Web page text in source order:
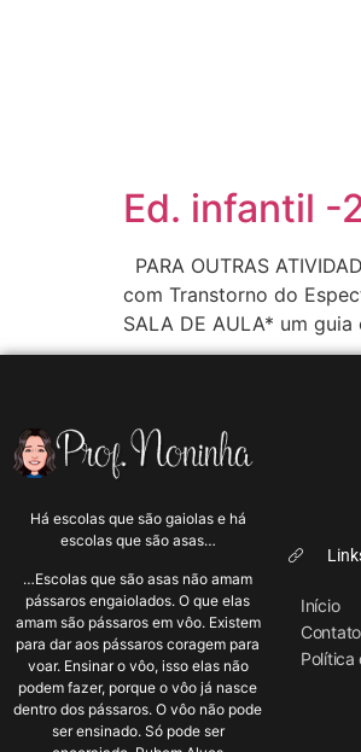
Ed. infantil -
PARA OUTRAS
com Transtorno do
SALA DE AULA* um
Há escolas que são gaiolas e há
escolas que são asas…
…Escolas que são asas não amam
pássaros engaiolados. O que elas
amam são pássaros em vôo. Existem
para dar aos pássaros coragem para
voar. Ensinar o vôo, isso elas não
podem fazer, porque o vôo já nasce
dentro dos pássaros. O vôo não pode
ser ensinado. Só pode ser
Início
Contato
Política